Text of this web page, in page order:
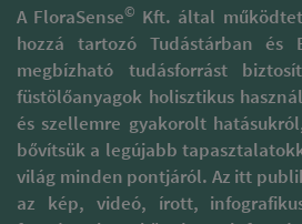
A FloraSense© Kft. által
hozzá tartozó Tudástárban és
megbízható tudásforrást
füstölőanyagok holisztikus
és szellemre gyakorolt
bővítsük a legújabb
világ minden pontjáról. Az itt
az kép, videó, írott,